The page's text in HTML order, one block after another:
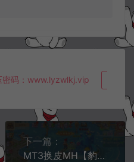
密码：www.lyzwlkj.vip
下一篇：
MT3换皮MH【豹豹6全民鏖战挂机尊享版】5月最新整理Linux手工服务端+源码+管理后台+安卓苹果双端+详细搭建教程+视频教程